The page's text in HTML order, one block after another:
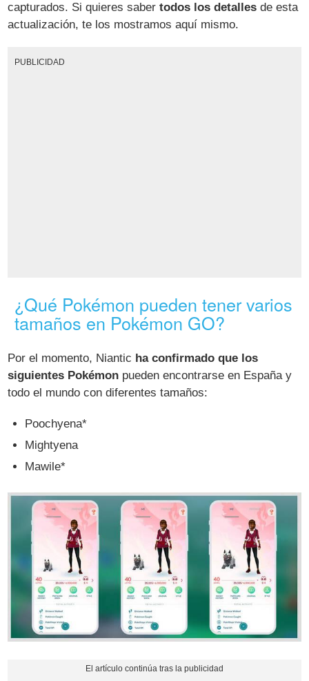
capturados. Si quieres sabertodos los detalles de esta
actualización, te los mostramos aquí mismo.
PUBLICIDAD
¿Qué Pokémon pueden tener varios
tamaños en Pokémon GO?
Por el momento, Niantic ha confirmado que los
siguientes Pokémon pueden encontrarse en España y
todo el mundo con diferentes tamaños:
Poochyena*
Mightyena
Mawile*